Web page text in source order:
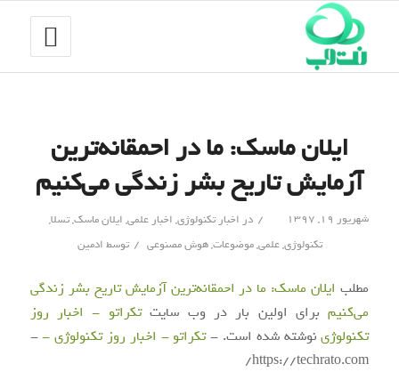
ایلان ماسک: ما در احمقانه‌ترین
آزمایش تاریخ بشر زندگی می‌کنیم
شهریور ۱۹, ۱۳۹۷ / در اخبار تکنولوژی, اخبار علمی, ایلان ماسک,تسلا,
تکنولوژی,علمی,موضوعات,هوش مصنوعی / توسط ادمین
مطلب ایلان ماسک: ما در احمقانه‌ترین آزمایش تاریخ بشر زندگی
می‌کنیمبرای اولین بار در وب سایتتکراتو - اخبار روز
تکنولوژینوشته شده است. -تکراتو - اخبار روز تکنولوژی --
https://techrato.com/